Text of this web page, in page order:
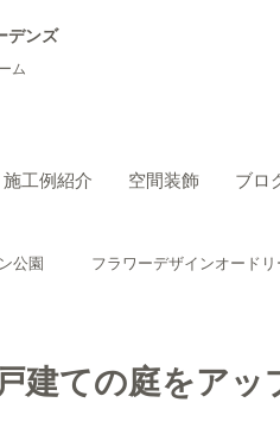
デンズ
ム
施工例紹介 空間装飾 ブロ
公園 フラワーデザインオード
ン） シニアにやさしいガーデン
建ての庭をアッ